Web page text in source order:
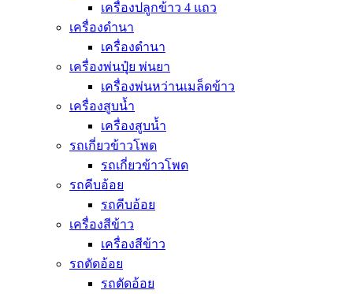
เครื่องปลูกข้าว 4 แถว
เครื่องดำนา
เครื่องดำนา
เครื่องพ่นปุุ๋ย พ่นยา
เครื่องพ่นหว่านเมล็ดข้าว
เครื่องสูบน้ำ
เครื่องสูบน้ำ
รถเกี่ยวข้าวโพด
รถเกี่ยวข้าวโพด
รถคีบอ้อย
รถคีบอ้อย
เครื่องสีข้าว
เครื่องสีข้าว
รถตัดอ้อย
รถตัดอ้อย